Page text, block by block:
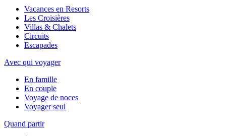
Vacances en Resorts
Les Croisières
Villas & Chalets
Circuits
Escapades
Avec qui voyager
En famille
En couple
Voyage de noces
Voyager seul
Quand partir